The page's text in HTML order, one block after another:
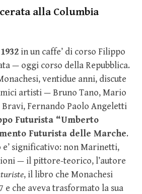
alla Columbia
1932 in un caffe’ di corso Filippo
— oggi corso della Repubblica.
ventidue anni, discute
artisti — Bruno Tano, Mario
Fernando Paolo Angeletti
Futurista “Umberto
Futurista delle Marche.
significativo: non Marinetti,
— il pittore-teorico, l’autore
, il libro che Monachesi
e che aveva trasformato la sua